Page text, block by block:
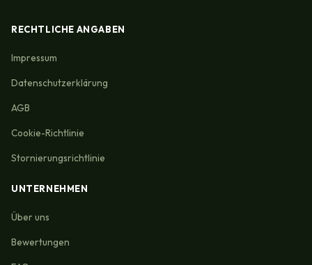
RECHTLICHE ANGABEN
Impressum
Datenschutzerklärung
AGB
Cookie-Richtlinie
Stornierungsrichtlinie
UNTERNEHMEN
Über uns
Bewertungen